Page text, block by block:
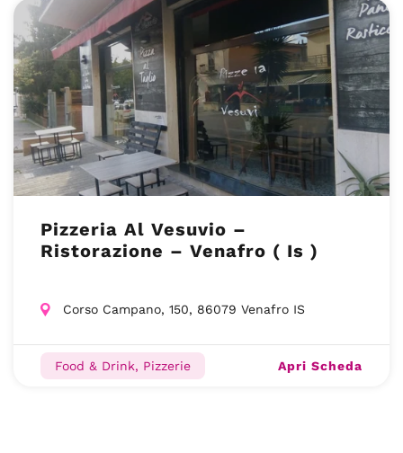
Pizzeria Al Vesuvio –
Ristorazione – Venafro ( Is )
Corso Campano, 150, 86079 Venafro IS
Food & Drink, Pizzerie Apri Scheda